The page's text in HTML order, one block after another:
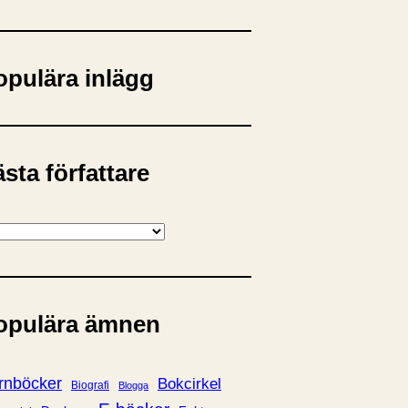
inlägg
författare
ämnen
Biografi Blogga Bokcirkel